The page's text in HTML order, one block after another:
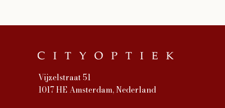
Vijzelstraat 51
1017 HE Amsterdam, Nederland